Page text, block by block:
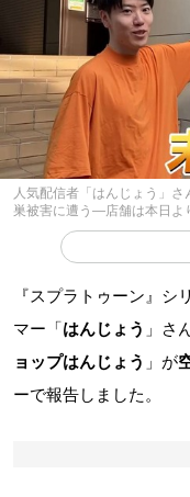
人気配信者「はんじょう」
巣被害に遭う―店舗は本日よ
『スプラトゥーン』
マー「はんじょう 」さ
ョップはんじょう 」が
ーで報告しました。